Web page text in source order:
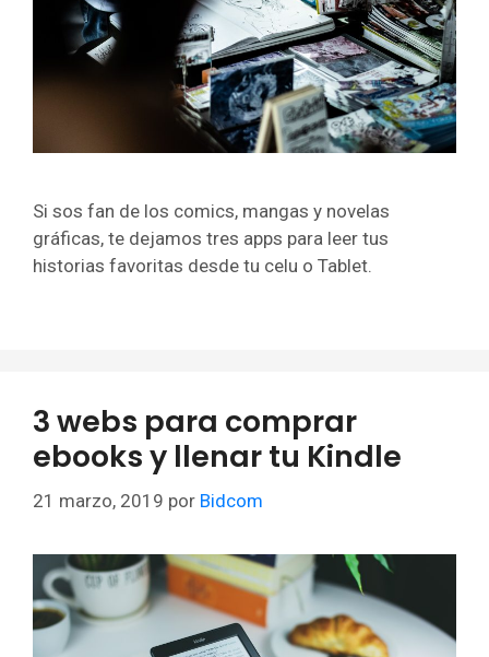
Si sos fan de los comics, mangas y novelas
gráficas, te dejamos tres apps para leer tus
historias favoritas desde tu celu o Tablet.
3 webs para comprar
ebooks y llenar tu Kindle
21 marzo, 2019 por Bidcom